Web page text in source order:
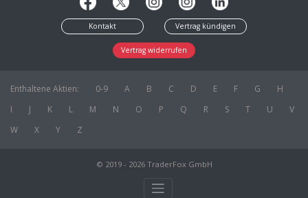
Kontakt Vertrag kündigen
Vertrag widerrufen
Enthaltene Aktien: 0-9 A B C D E F G
H
I
J K L M N O P Q R S T U
V
W
X Y Z
© 2019 - 2026 TraderFox GmbH